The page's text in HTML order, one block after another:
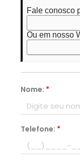
Fale conosco
Ou em nosso
Nome: *
Telefone: *